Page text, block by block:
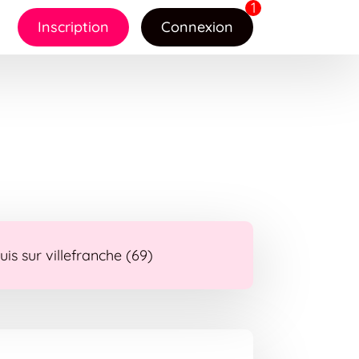
Inscription Connexion
sur villefranche (69)